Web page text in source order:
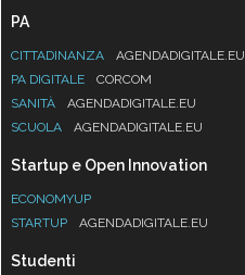
PA
CITTADINANZA
AGENDADIGITALE.EU
PA DIGITALE
CORCOM
SANITÀ
AGENDADIGITALE.EU
SCUOLA
AGENDADIGITALE.EU
Startup e Open Innovation
ECONOMYUP
STARTUP
AGENDADIGITALE.EU
Studenti